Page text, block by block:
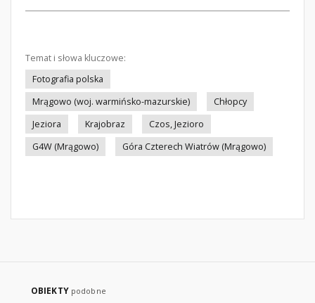
Temat i słowa kluczowe:
Fotografia polska
Mrągowo (woj. warmińsko-mazurskie)
Chłopcy
Jeziora
Krajobraz
Czos, Jezioro
G4W (Mrągowo)
Góra Czterech Wiatrów (Mrągowo)
OBIEKTY podobne